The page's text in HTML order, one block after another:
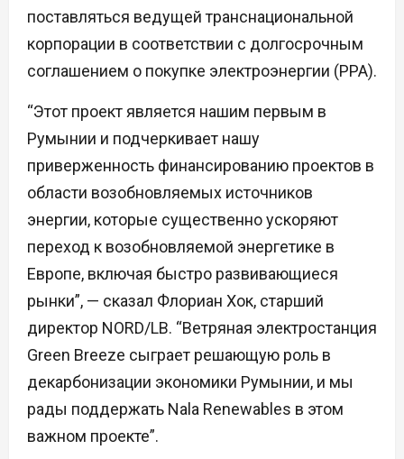
поставляться ведущей транснациональной
корпорации в соответствии с долгосрочным
соглашением о покупке электроэнергии (PPA).
“Этот проект является нашим первым в
Румынии и подчеркивает нашу
приверженность финансированию проектов в
области возобновляемых источников
энергии, которые существенно ускоряют
переход к возобновляемой энергетике в
Европе, включая быстро развивающиеся
рынки”, — сказал Флориан Хок, старший
директор NORD/LB. “Ветряная электростанция
Green Breeze сыграет решающую роль в
декарбонизации экономики Румынии, и мы
рады поддержать Nala Renewables в этом
важном проекте”.